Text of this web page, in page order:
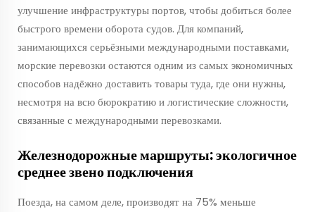
улучшение инфраструктуры портов, чтобы добиться более
быстрого времени оборота судов. Для компаний,
занимающихся серьёзными международными поставками,
морские перевозки остаются одним из самых экономичных
способов надёжно доставить товары туда, где они нужны,
несмотря на всю бюрократию и логистические сложности,
связанные с международными перевозками.
Железнодорожные маршруты: экологичное
среднее звено подключения
Поезда, на самом деле, производят на 75% меньше